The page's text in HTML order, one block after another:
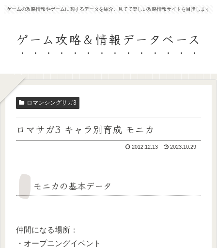
ゲームの攻略情報やゲームに関するデータを紹介。見てて楽しい攻略情報サイトを目指します
ゲーム攻略＆情報データベース
ロマンシングサガ3
ロマサガ3 キャラ別育成 モニカ
2012.12.13 2023.10.29
モニカの基本データ
仲間になる場所：
・オープニングイベント